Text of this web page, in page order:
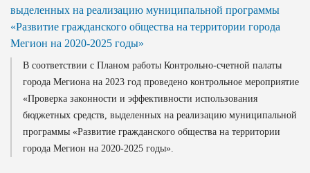
выделенных на реализацию муниципальной программы
«Развитие гражданского общества на территории города
Мегион на 2020-2025 годы»
В соответствии с Планом работы Контрольно-счетной палаты
города Мегиона на 2023 год проведено контрольное мероприятие
«Проверка законности и эффективности использования
бюджетных средств, выделенных на реализацию муниципальной
программы «Развитие гражданского общества на территории
города Мегион на 2020-2025 годы».